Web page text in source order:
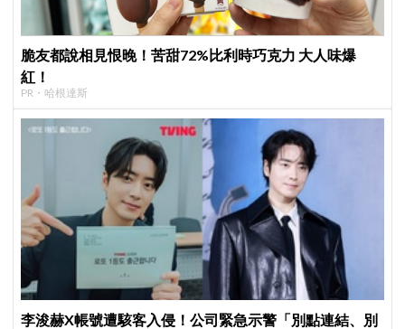
脆友都說相見恨晚！苦甜72%比利時巧克力 大人味爆
紅！
PR・哈根達斯
李浚赫X帳號遭駭客入侵！公司緊急示警「別點連結、別